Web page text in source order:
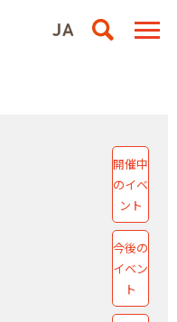
開催中
のイベ
ント
今後の
イベン
ト